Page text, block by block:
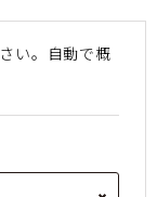
い。 ⾃動で概